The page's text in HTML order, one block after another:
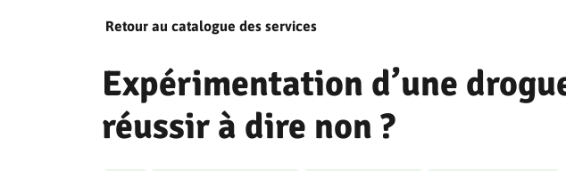
Retour au catalogue des services
Expérimentation d’une
réussir à dire non ?